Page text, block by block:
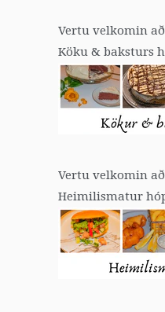
Vertu velkomin
Köku & baksturs
Vertu velkomin
Heimilismatur